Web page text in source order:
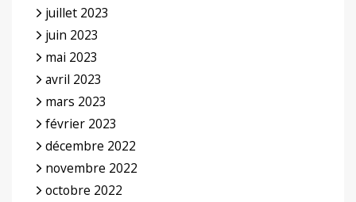
juillet 2023
juin 2023
mai 2023
avril 2023
mars 2023
février 2023
décembre 2022
novembre 2022
octobre 2022